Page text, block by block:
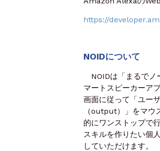
https://
NOIDについて
NOIDは「まるでノ
マートスピーカーア
画面に従って「ユー
（output）」をマウ
的にワンストップで
スキルを作りたい個
していただけます。